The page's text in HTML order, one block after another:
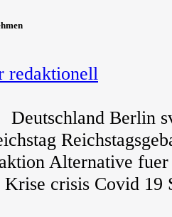
redaktionell
Deutschland Berlin
Alternative
crisis Covid 19